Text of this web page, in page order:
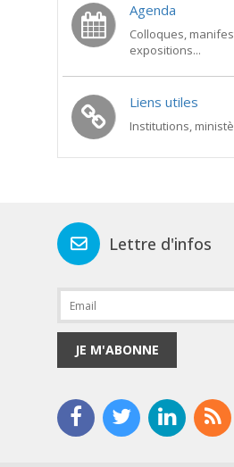
Agenda
Colloques,
expositions...
Liens utiles
Institutions,
Lettre d'infos
JE M'ABONNE